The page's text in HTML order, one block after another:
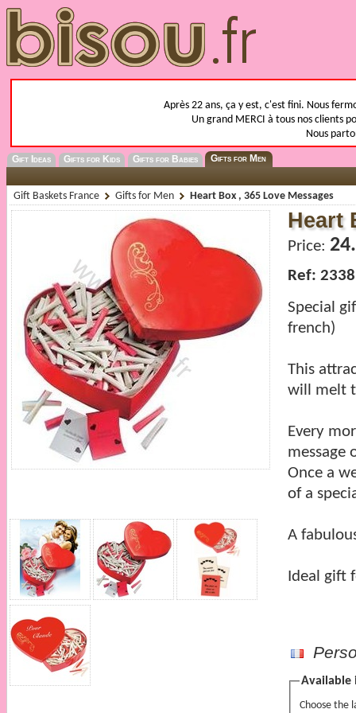
Après 22 ans, ça y est, c'est fini. Nous
Un grand MERCI à tous nos clients
Nous
Gift Ideas Gifts for Kids Gifts for Babies Gifts for Men
Gift Baskets France Gifts for Men Heart Box , 365 Love Messages
Heart
Price:
Ref: 2338
Special
french)
This
will melt
Every
message
Once a
of a
A
Ideal gift
Available
Choose the